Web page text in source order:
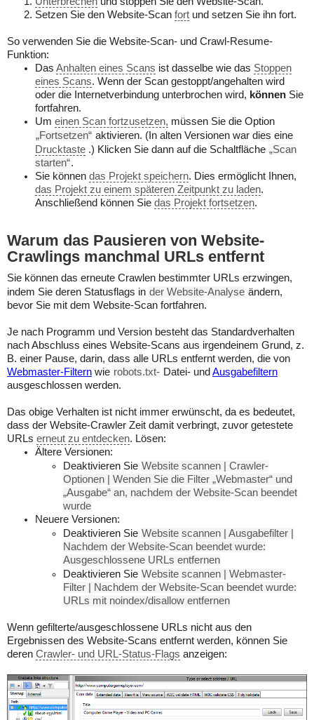
Setzen Sie den Website-Scan fort und setzen Sie ihn fort.
So verwenden Sie die Website-Scan- und Crawl-Resume-
Funktion:
Das Anhalten eines Scans ist dasselbe wie das Stoppen
eines Scans. Wenn der Scan gestoppt/angehalten wird
oder die Internetverbindung unterbrochen wird, können Sie
fortfahren.
Um einen Scan fortzusetzen, müssen Sie die Option
„Fortsetzen“ aktivieren. (In alten Versionen war dies eine
Drucktaste .) Klicken Sie dann auf die Schaltfläche „Scan
starten“.
Sie können das Projekt speichern. Dies ermöglicht Ihnen,
das Projekt zu einem späteren Zeitpunkt zu laden.
Anschließend können Sie das Projekt fortsetzen.
Warum das Pausieren von Website-
Crawlings manchmal URLs entfernt
Sie können das erneute Crawlen bestimmter URLs erzwingen,
indem Sie deren Statusflags in der Website-Analyse ändern,
bevor Sie mit dem Website-Scan fortfahren.
Je nach Programm und Version besteht das Standardverhalten
nach Abschluss eines Website-Scans aus irgendeinem Grund, z.
B. einer Pause, darin, dass alle URLs entfernt werden, die von
Webmaster-Filtern wie robots.txt- Datei- und Ausgabefiltern
ausgeschlossen werden.
Das obige Verhalten ist nicht immer erwünscht, da es bedeutet,
dass der Website-Crawler Zeit damit verbringt, zuvor getestete
URLs erneut zu entdecken. Lösen:
Ältere Versionen:
Deaktivieren Sie Website scannen | Crawler-
Optionen | Wenden Sie die Filter „Webmaster“ und
„Ausgabe“ an, nachdem der Website-Scan beendet
wurde
Neuere Versionen:
Deaktivieren Sie Website scannen | Ausgabefilter |
Nachdem der Website-Scan beendet wurde:
Ausgeschlossene URLs entfernen
Deaktivieren Sie Website scannen | Webmaster-
Filter | Nachdem der Website-Scan beendet wurde:
URLs mit noindex/disallow entfernen
Wenn gefilterte/ausgeschlossene URLs nicht aus den
Ergebnissen des Website-Scans entfernt werden, können Sie
deren Crawler- und URL-Status-Flags anzeigen: